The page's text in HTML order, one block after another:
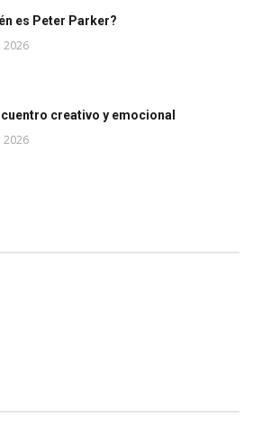
es Peter Parker?
2026
creativo y emocional
2026